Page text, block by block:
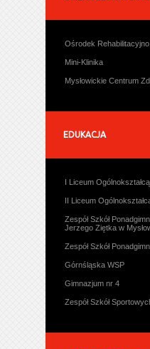
Ośrodek
Mini-Klinika
Mysłowickie Centrum
EDUKACJA
I Liceum
II Liceum
Zespół Szkół
Jerzego Ziętka w
Zespół Szkół
Górnśląska WSP
Gimnazjum nr 4
Zespół Szkół